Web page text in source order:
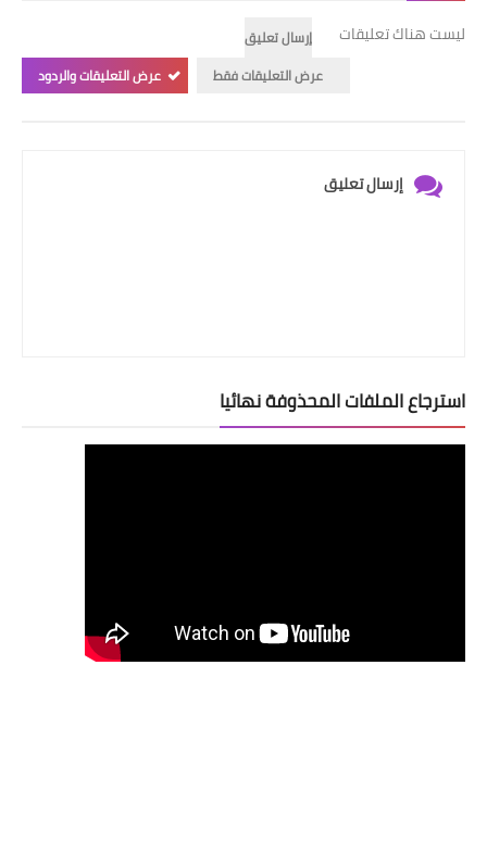
ليست هناك تعليقات
إرسال تعليق
عرض التعليقات فقط
عرض التعليقات والردود
إرسال تعليق
استرجاع الملفات المحذوفة نهائيا